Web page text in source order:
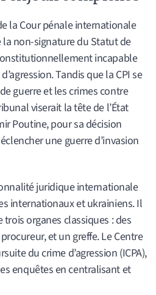
la Cour pénale internationale
la non-signature du Statut de
incapable
Tandis que la CPI se
guerre et les crimes contre
viserait la tête de l’État
Poutine, pour sa décision
une guerre d’invasion
juridique internationale
internationaux et ukrainiens. Il
organes classiques : des
et un greffe. Le Centre
du crime d’agression (ICPA),
enquêtes en centralisant et